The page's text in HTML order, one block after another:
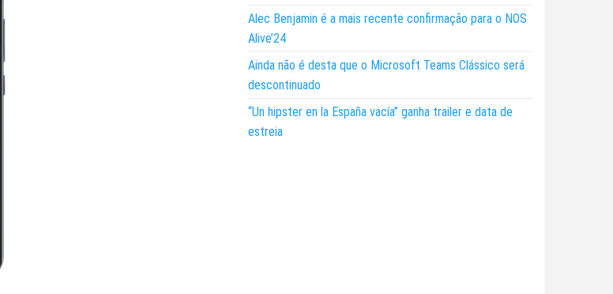
Alec Benjamin é a mais recente confirmação para o NOS
Alive’24
Ainda não é desta que o Microsoft Teams Clássico será
descontinuado
“Un hipster en la España vacía” ganha trailer e data de
estreia